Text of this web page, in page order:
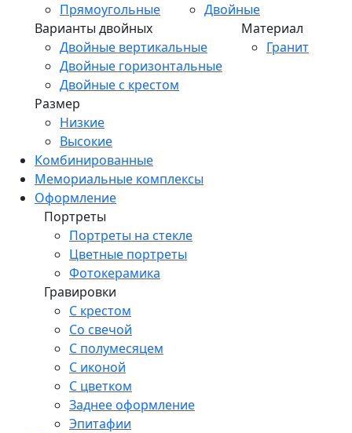
Прямоугольные
Двойные
Варианты двойных
Двойные вертикальные
Двойные горизонтальные
Двойные с крестом
Материал
Гранит
Размер
Низкие
Высокие
Комбинированные
Мемориальные комплексы
Оформление
Портреты
Портреты на стекле
Цветные портреты
Фотокерамика
Гравировки
С крестом
Со свечой
С полумесяцем
С иконой
С цветком
Заднее оформление
Эпитафии